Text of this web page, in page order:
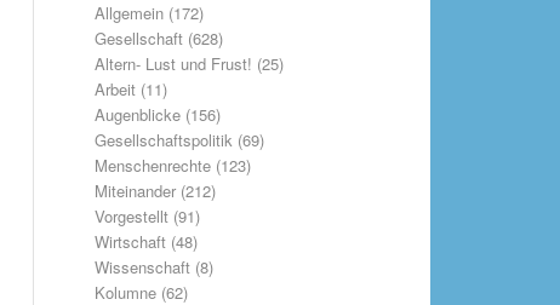
Allgemein(172)
Gesellschaft(628)
Altern- Lust und Frust! (25)
Arbeit(11)
Augenblicke(156)
Gesellschaftspolitik(69)
Menschenrechte(123)
Miteinander(212)
Vorgestellt(91)
Wirtschaft(48)
Wissenschaft(8)
Kolumne(62)